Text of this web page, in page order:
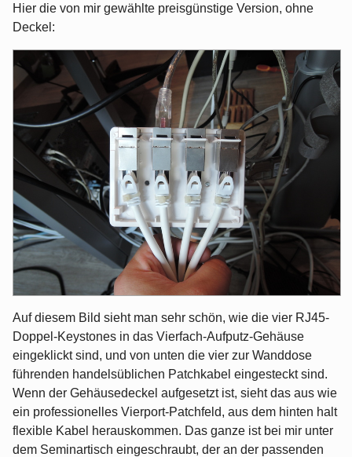
Hier die von mir gewählte preisgünstige Version, ohne
Deckel:
Auf diesem Bild sieht man sehr schön, wie die vier RJ45-
Doppel-Keystones in das Vierfach-Aufputz-Gehäuse
eingeklickt sind, und von unten die vier zur Wanddose
führenden handelsüblichen Patchkabel eingesteckt sind.
Wenn der Gehäusedeckel aufgesetzt ist, sieht das aus wie
ein professionelles Vierport-Patchfeld, aus dem hinten halt
flexible Kabel herauskommen. Das ganze ist bei mir unter
dem Seminartisch eingeschraubt, der an der passenden